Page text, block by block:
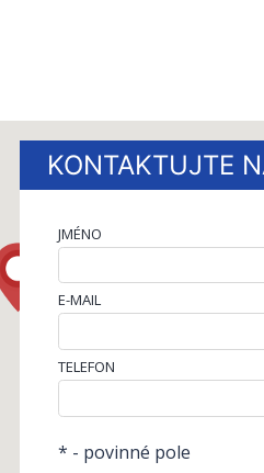
KONTAKTUJTE
JMÉNO
E-MAIL
TELEFON
* - povinné pole